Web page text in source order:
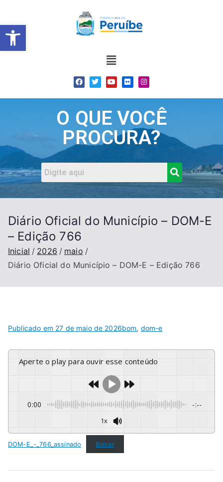
Barra de Ferramentas
O QUE VOCÊ
PROCURA?
Diário Oficial do Município – DOM-E
– Edição 766
Inicial 2026
maio
Diário Oficial do Município – DOM-E – Edição 766
Publicado em 27 de maio de 2026bom, dom-e
Aperte o play para ouvir esse conteúdo
0:00 -:--
1x
DOM-E_-_766_assinado Baixar